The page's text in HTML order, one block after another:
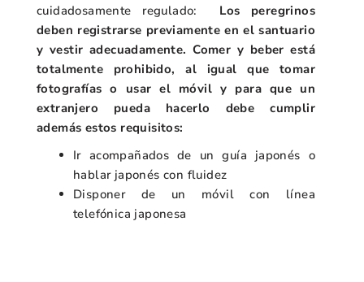
cuidadosamente regulado: Los peregrinos
deben registrarse previamente en el santuario
y vestir adecuadamente. Comer y beber está
totalmente prohibido, al igual que tomar
fotografías o usar el móvil y para que un
extranjero pueda hacerlo debe cumplir
además estos requisitos:
Ir acompañados de un guía japonés o
hablar japonés con fluidez
Disponer de un móvil con línea
telefónica japonesa